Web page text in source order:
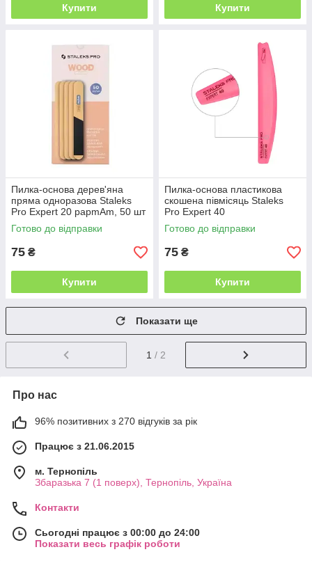
Купити Купити
Пилка-основа дерев'яна
пряма одноразова Staleks
Pro Expert 20 papmAm, 50 шт
Готово до відправки
75 ₴
Купити
Пилка-основа пластикова
скошена півмісяць Staleks
Pro Expert 40
Готово до відправки
75 ₴
Купити
Показати ще
1 / 2
Про нас
96% позитивних з 270 відгуків за рік
Працює з 21.06.2015
м. Тернопіль
Збаразька 7 (1 поверх), Тернопіль, Україна
Контакти
Сьогодні працює з 00:00 до 24:00
Показати весь графік роботи